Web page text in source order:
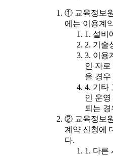
① 교육정보
에는 이용계
1. 설비
2. 기술
3. 이용
인 자
을 경우
4. 기타
인 운
되는 경
② 교육정보
계약 신청에
다.
1. 다른